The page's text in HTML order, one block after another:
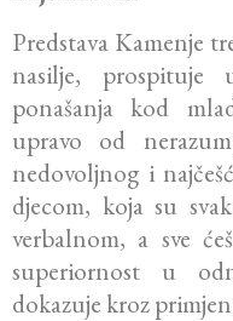
Predstava Kamenje
nasilje, prospituje
ponašanja kod
upravo od
nedovoljnog i
djecom, koja su
verbalnom, a sve
superiornost u
dokazuje kroz